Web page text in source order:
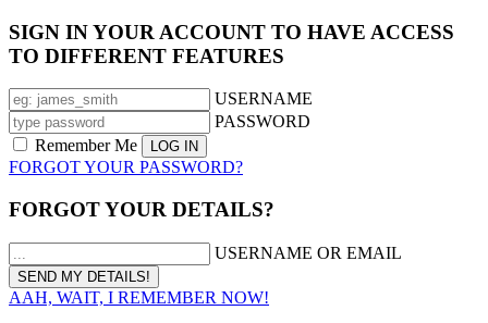
SIGN IN YOUR ACCOUNT TO HAVE ACCESS
TO DIFFERENT FEATURES
USERNAME
PASSWORD
Remember Me
FORGOT YOUR PASSWORD?
FORGOT YOUR DETAILS?
USERNAME OR EMAIL
AAH, WAIT, I REMEMBER NOW!